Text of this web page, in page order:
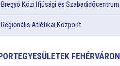
Bregyó Közi Ifjúsági és Szabadidőcentrum
Regionális Atlétikai Központ
FEHÉRVÁRON